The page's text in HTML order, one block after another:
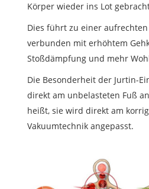
Körper wieder ins Lot
Dies führt zu einer
verbunden mit erhöhtem
Stoßdämpfung und mehr
Die Besonderheit der Jurtin-
direkt am unbelasteten Fuß
heißt, sie wird direkt am
Vakuumtechnik angepasst.